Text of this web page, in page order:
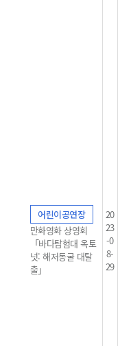
어린이공연장
만화영화 상영회
「바다탐험대 옥토
넛: 해저동굴 대탈
출」
20
23
-0
8-
29